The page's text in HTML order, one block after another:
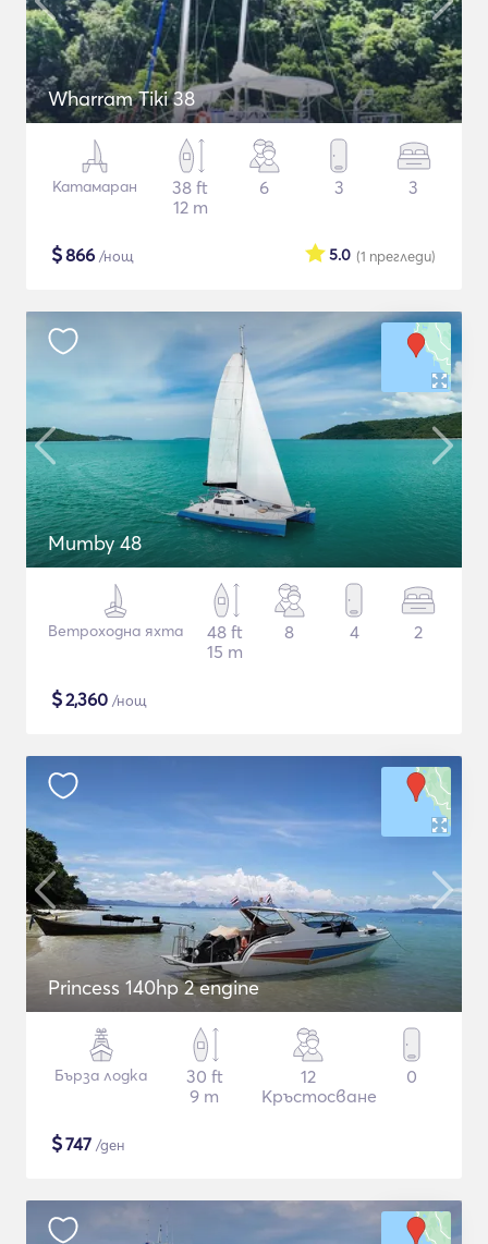
Wharram Tiki 38
Катамаран
38 ft
12 m
6 3 3
$866 /нощ (1 прегледи)
5.0
Mumby 48
Ветроходна яхта
48 ft
15 m
8 4 2
$2,360 /нощ
Princess 140hp 2 engine
Бърза лодка
30 ft
9 m
12
Кръстосване
0
$747 /ден